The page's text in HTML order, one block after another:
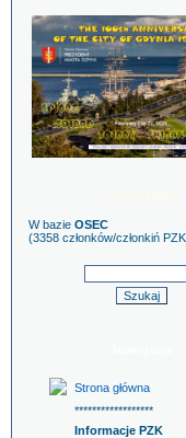
W bazie OSEC
(3358 członków/członkiń
Strona główna
******************
Informacje PZK